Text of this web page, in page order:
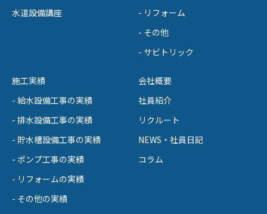
水道設備講座
- リフォーム
- その他
- サビトリック
施工実績
- 給水設備工事の実績
- 排水設備工事の実績
- 貯水槽設備工事の実績
- ポンプ工事の実績
- リフォームの実績
- その他の実績
会社概要
社員紹介
リクルート
NEWS・社員日記
コラム